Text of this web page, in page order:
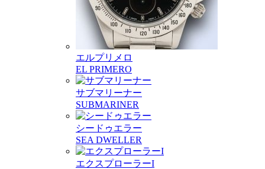
エルプリメロ
EL PRIMERO
サブマリーナー
SUBMARINER
シードゥエラー
SEA DWELLER
エクスプローラーI